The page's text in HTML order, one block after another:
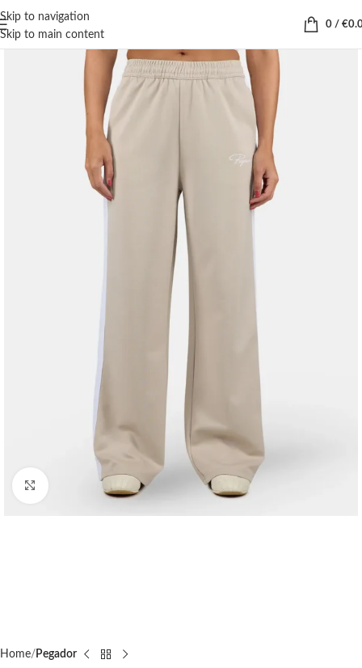
Skip to navigation
Skip to main content
0 / €
Home Pegador​